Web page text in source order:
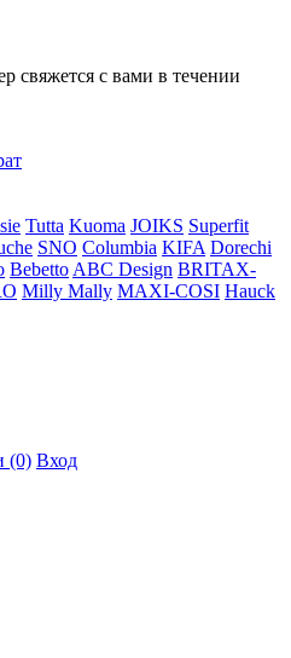
свяжется с вами в течении
Tutta Kuoma JOIKS Superfit
SNO Columbia KIFA Dorechi
Bebetto ABC Design BRITAX-
Milly Mally MAXI-COSI Hauck
(0) Вход